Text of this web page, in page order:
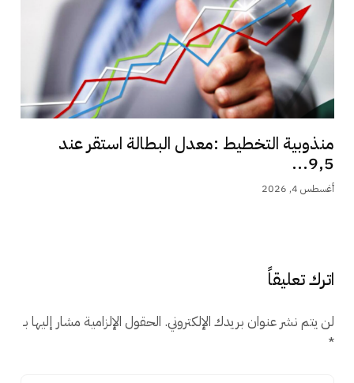
منذوبية التخطيط :معدل البطالة استقر عند
9,5...
أغسطس 4, 2026
اترك تعليقاً
لن يتم نشر عنوان بريدك الإلكتروني. الحقول الإلزامية مشار إليها بـ
*